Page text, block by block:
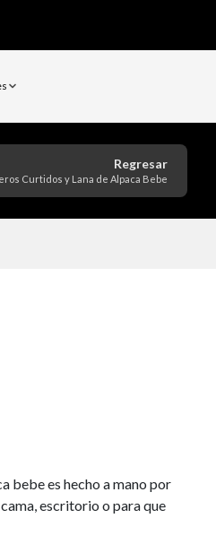
Regresar
Curtidos y Lana de Alpaca Bebe
bebe es hecho a mano por
escritorio o para que